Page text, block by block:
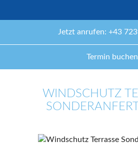
Jetzt anrufen: +43
Termin buchen
WINDSCHUTZ